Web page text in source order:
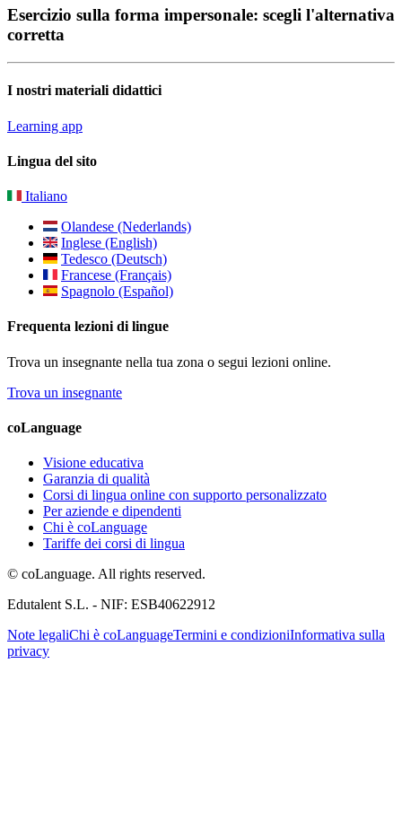
Esercizio sulla forma impersonale: scegli l'alternativa
corretta
I nostri materiali didattici
Learning app
Lingua del sito
Italiano
Olandese (Nederlands)
Inglese (English)
Tedesco (Deutsch)
Francese (Français)
Spagnolo (Español)
Frequenta lezioni di lingue
Trova un insegnante nella tua zona o segui lezioni online.
Trova un insegnante
coLanguage
Visione educativa
Garanzia di qualità
Corsi di lingua online con supporto personalizzato
Per aziende e dipendenti
Chi è coLanguage
Tariffe dei corsi di lingua
© coLanguage. All rights reserved.
Edutalent S.L. - NIF: ESB40622912
Note legaliChi è coLanguageTermini e condizioniInformativa sulla
privacy